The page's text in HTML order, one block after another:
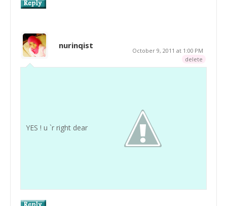
nurinqist
October 9, 2011 at 1:00 PM
delete
YES ! u `r right dear